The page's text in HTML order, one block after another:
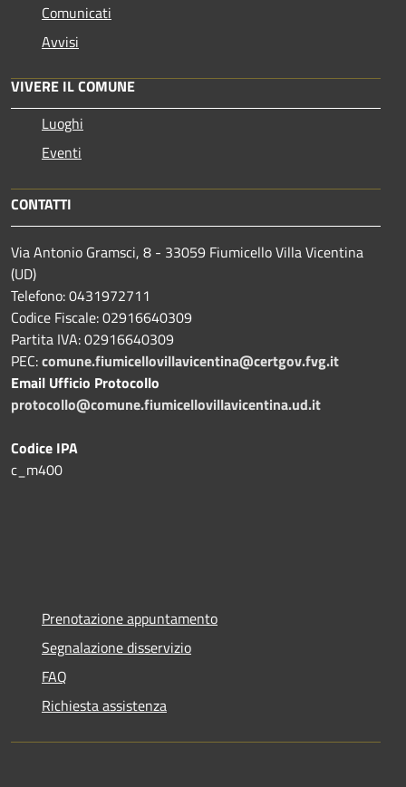
Comunicati
Avvisi
VIVERE IL COMUNE
Luoghi
Eventi
CONTATTI
Via Antonio Gramsci, 8 - 33059 Fiumicello Villa Vicentina
(UD)
Telefono: 0431972711
Codice Fiscale: 02916640309
Partita IVA: 02916640309
PEC:comune.fiumicellovillavicentina@certgov.fvg.it
Email Ufficio Protocollo
protocollo@comune.fiumicellovillavicentina.ud.it
Codice IPA
c_m400
Prenotazione appuntamento
Segnalazione disservizio
FAQ
Richiesta assistenza